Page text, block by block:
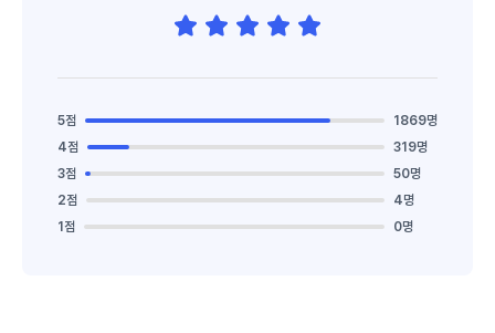
5점
1869명
4점
319명
3점
50명
2점
4명
1점
0명